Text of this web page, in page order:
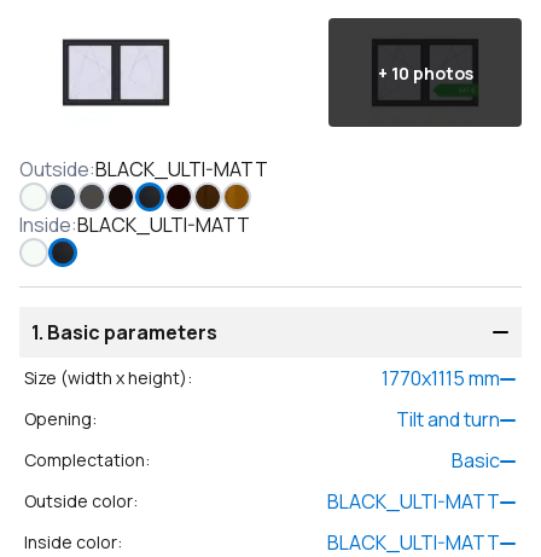
+ 10 photos
Outside:BLACK_ULTI-MATT
Inside:BLACK_ULTI-MATT
1. Basic parameters
Size (width x height): 1770x1115mm
Opening: Tilt and turn
Complectation: Basic
Outside color: BLACK_ULTI-MATT
Inside color: BLACK_ULTI-MATT